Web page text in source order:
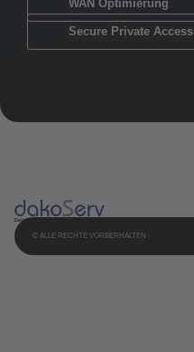
WAN Optimierung
Secure Private Access
© ALLE RECHTE VORBERHALTEN